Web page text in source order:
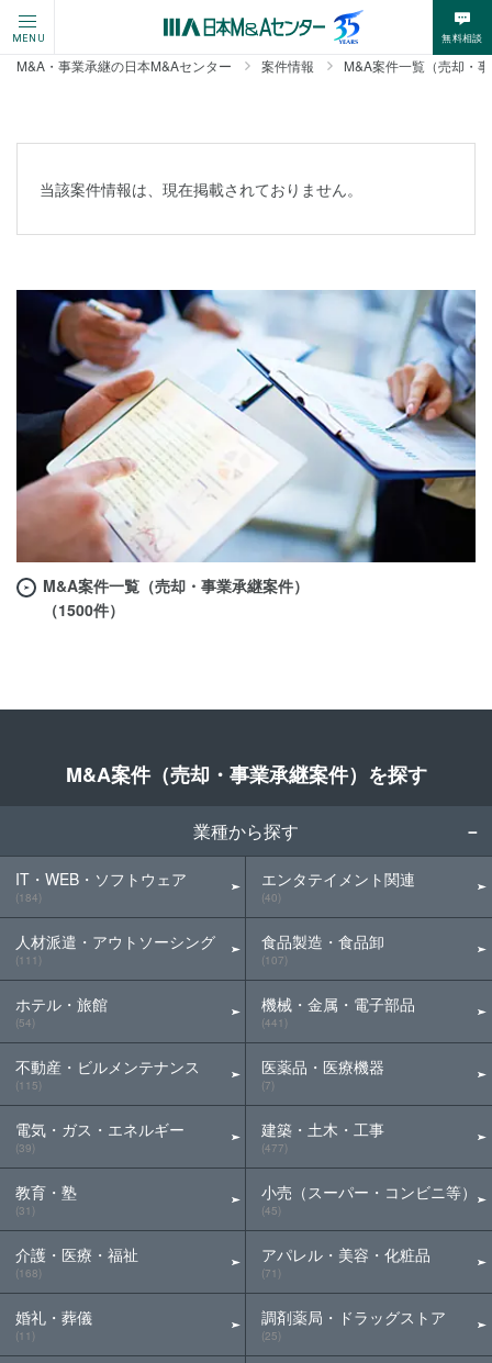
MENU 無料相談
M&A・事業承継の日本M&Aセンター 案件情報 M&A案件一覧（売却・
当該案件情報は、現在掲載されておりません。
M&A案件一覧（売却・事業承継案件）
（1500件）
M&A案件（売却・事業承継案件）を探す
業種から探す
IT・WEB・ソフトウェア
(184)
人材派遣・アウトソーシング
(111)
ホテル・旅館
(54)
不動産・ビルメンテナンス
(115)
電気・ガス・エネルギー
(39)
教育・塾
(31)
介護・医療・福祉
(168)
婚礼・葬儀
(11)
エンタテイメント関連
(40)
食品製造・食品卸
(107)
機械・金属・電子部品
(441)
医薬品・医療機器
(7)
建築・土木・工事
(477)
小売（スーパー・コンビニ等）
(45)
アパレル・美容・化粧品
(71)
調剤薬局・ドラッグストア
(25)